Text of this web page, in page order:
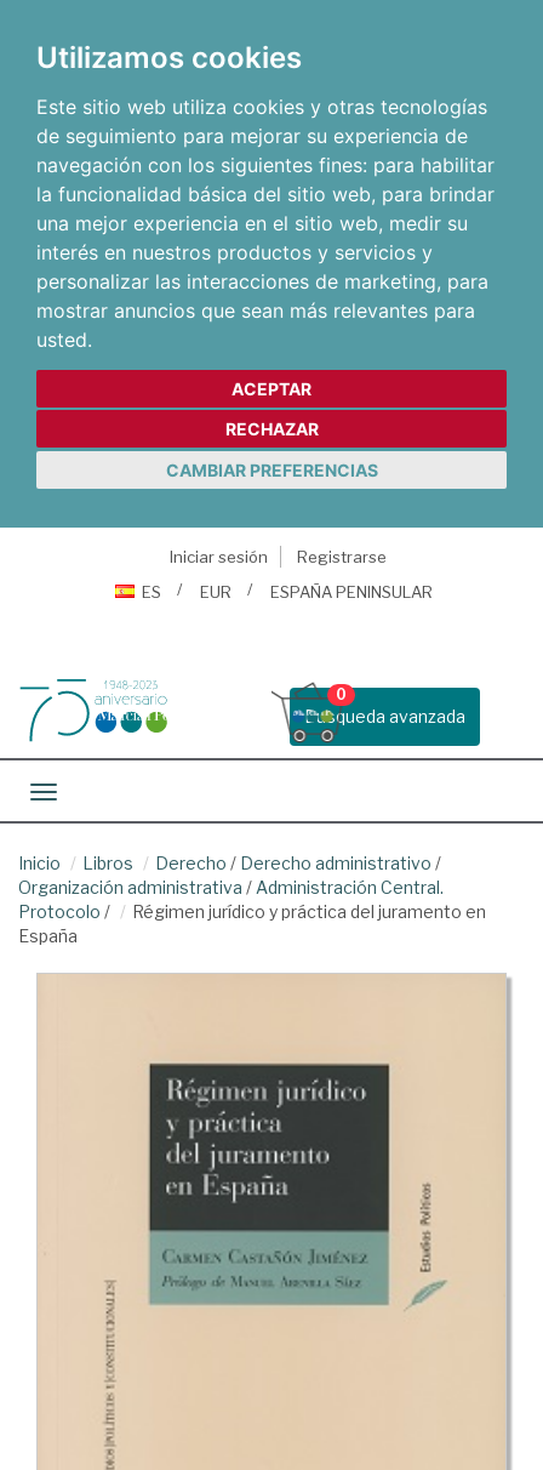
Utilizamos cookies
Este sitio web utiliza cookies y otras tecnologías
de seguimiento para mejorar su experiencia de
navegación con los siguientes fines: para habilitar
la funcionalidad básica del sitio web, para brindar
una mejor experiencia en el sitio web, medir su
interés en nuestros productos y servicios y
personalizar las interacciones de marketing, para
mostrar anuncios que sean más relevantes para
usted.
ACEPTAR
RECHAZAR
CAMBIAR PREFERENCIAS
Iniciar sesión
Registrarse
ES
EUR ESPAÑA PENINSULAR
Busqueda avanzada
0
Toggle navigation
Inicio Libros Derecho / Derecho administrativo /
Organización administrativa / Administración Central.
Protocolo /
Régimen jurídico y práctica del juramento en
España